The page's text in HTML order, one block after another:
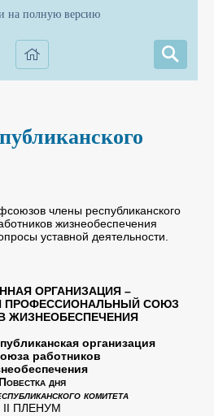
на полную версию
члены республиканского
жизнеобеспечения
уставной деятельности.
ОРГАНИЗАЦИЯ –
ПРОФЕССИОНАЛЬНЫЙ СОЮЗ
ЖИЗНЕОБЕСПЕЧЕНИЯ
организация
работников
Повестка дня
комитета
II ПЛЕНУМ